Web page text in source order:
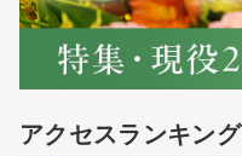
アクセスランキング